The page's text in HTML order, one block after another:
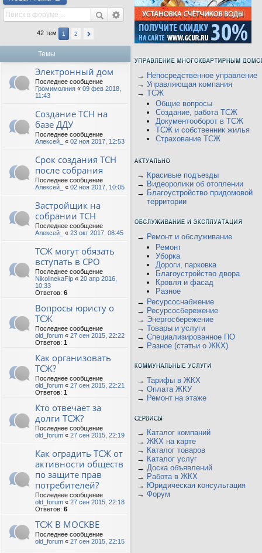
42 тем 1 2
Темы
Электронный дом
Последнее сообщение
Громимолния « 09 фев 2018,
11:43
Создание ТСН на
базе ДДУ
Последнее сообщение
Алексей_
« 02 ноя 2017, 12:53
Срок создания ТСН
после собрания
Последнее сообщение
Алексей_
« 02 ноя 2017, 10:05
Застройщик на
собрании ТСН
Последнее сообщение
Алексей_
« 23 окт 2017, 08:45
ТСЖ могут обязать
вступать в СРО
Последнее сообщение
NikolinekaFip « 20 апр 2016,
10:33
Ответов: 6
Вопросы юристу о
ТСЖ
Последнее сообщение
old_forum « 27 сен 2015, 22:22
Ответов: 1
Как организовать
ТСЖ?
Последнее сообщение
old_forum « 27 сен 2015, 22:21
Ответов: 1
Кто отвечает за
долги ТСЖ?
Последнее сообщение
old_forum « 27 сен 2015, 22:19
Как оградить ТСЖ от
активности обществ
по защите прав
потребителей?
Последнее сообщение
old_forum « 27 сен 2015, 22:18
Ответов: 6
ТСЖ В МОСКВЕ
Последнее сообщение
old_forum « 27 сен 2015, 22:15
→ Непосредственное управление
→ Управляющая компания
→ ТСЖ
Общие вопросы
Создание, работа ТСЖ
Документооборот в ТСЖ
ТСЖ и собственник жилья
Страхование ТСЖ
→ Красивые подъезды
→ Видеоролики об отоплении
→ Благоустройство придомовой
территории
→ Ремонт и обслуживание
Ремонт
Уборка
Дороги, парковка
Благоустройство двора
Кровля и фасад
Разное
→ Ресурсоснабжение
→ Ресурсосбережение
→ Энергосбережение
→ Товары и услуги
→ Специализированное ПО
→ Разное (статьи о ЖКХ)
→ Тарифы в ЖКХ
→ Оплата ЖКУ
→ Ремонт на этаже
→ Каталог компаний
→ ЖКХ на карте
→ Каталог товаров
→ Каталог услуг
→ Доска объявлений
→ Работа в ЖКХ
→ Юридическая консультация
→ Форум